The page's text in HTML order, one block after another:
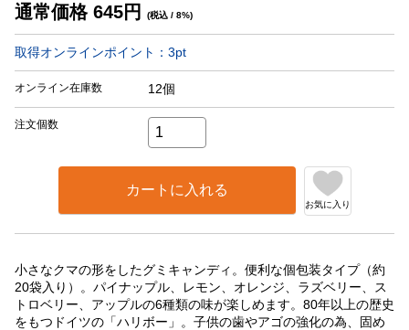
通常価格 645円 (税込 / 8%)
取得オンラインポイント： 3pt
オンライン在庫数 12個
注文個数
カートに入れる
お気に入り
小さなクマの形をしたグミキャンディ。便利な個包装タイプ（約
20袋入り）。パイナップル、レモン、オレンジ、ラズベリー、ス
トロベリー、アップルの6種類の味が楽しめます。80年以上の歴史
をもつドイツの「ハリボー」。子供の歯やアゴの強化の為、固め